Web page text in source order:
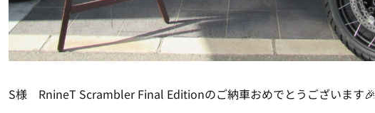
S様 RnineT Scrambler Final Editionのご納車おめでとうございます🎉